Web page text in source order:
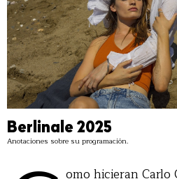
Berlinale 2025
Anotaciones sobre su programación.
omo hicieran